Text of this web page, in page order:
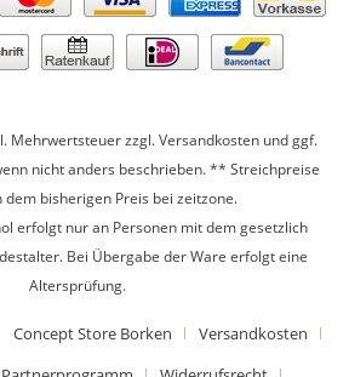
Mehrwertsteuer zzgl.Versandkosten und ggf.
nicht anders beschrieben. ** Streichpreise
dem bisherigen Preis bei zeitzone.
erfolgt nur an Personen mit dem gesetzlich
Bei Übergabe der Ware erfolgt eine
Altersprüfung.
Concept Store Borken
Versandkosten